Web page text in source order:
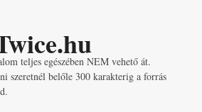
teljes egészében NEM vehető át.
szeretnél belőle 300 karakterig a forrás